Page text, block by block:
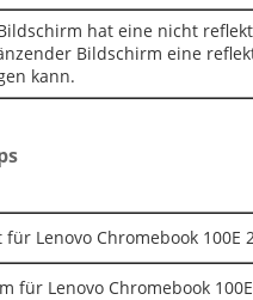
hat eine nicht
Bildschirm eine
kann.
Lenovo Chromebook 100E
für Lenovo Chromebook